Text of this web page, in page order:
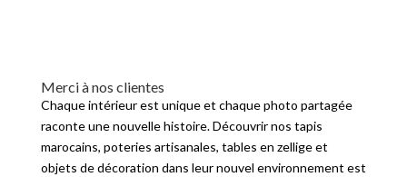
Merci à nos clientes
Chaque intérieur est unique et chaque photo partagée
raconte une nouvelle histoire. Découvrir nos tapis
marocains, poteries artisanales, tables en zellige et
objets de décoration dans leur nouvel environnement est